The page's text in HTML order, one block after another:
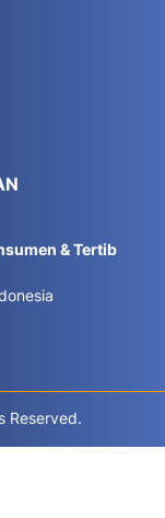
& Tertib
Reserved.